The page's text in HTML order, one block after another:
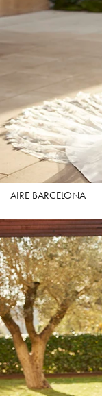
AIRE BARCELONA